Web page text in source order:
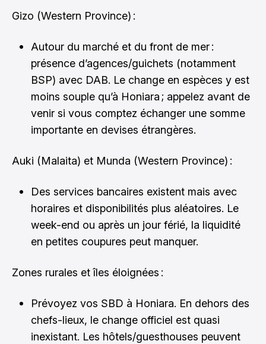
Gizo (Western Province) :
Autour du marché et du front de mer :
présence d’agences/guichets (notamment
BSP) avec DAB. Le change en espèces y est
moins souple qu’à Honiara ; appelez avant de
venir si vous comptez échanger une somme
importante en devises étrangères.
Auki (Malaita) et Munda (Western Province) :
Des services bancaires existent mais avec
horaires et disponibilités plus aléatoires. Le
week-end ou après un jour férié, la liquidité
en petites coupures peut manquer.
Zones rurales et îles éloignées :
Prévoyez vos SBD à Honiara. En dehors des
chefs-lieux, le change officiel est quasi
inexistant. Les hôtels/guesthouses peuvent